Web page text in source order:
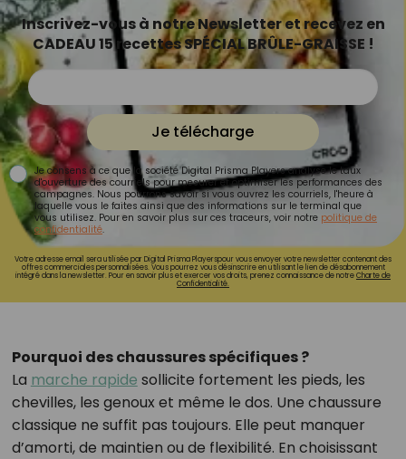
Inscrivez-vous à notre Newsletter et recevez en
CADEAU 15 recettes SPÉCIAL BRÛLE-GRAISSE !
Je télécharge
Je consens à ce que la société Digital Prisma Players analyse le taux
d'ouverture des courriels pour mesurer et optimiser les performances des
campagnes. Nous pourrons savoir si vous ouvrez les courriels, l'heure à
laquelle vous le faites ainsi que des informations sur le terminal que
vous utilisez. Pour en savoir plus sur ces traceurs, voir notre politique de
confidentialité.
Votre adresse email sera utilisée par Digital Prisma Playerspour vous envoyer votre newsletter contenant des
offres commerciales personnalisées. Vous pourrez vous désinscrire en utilisant le lien de désabonnement
intégré dans la newsletter. Pour en savoir plus et exercer vos droits, prenez connaissance de notreCharte de
Confidentialité.
Pourquoi des chaussures spécifiques ?
La marche rapide sollicite fortement les pieds, les
chevilles, les genoux et même le dos. Une chaussure
classique ne suffit pas toujours. Elle peut manquer
d’amorti, de maintien ou de flexibilité. En choisissant